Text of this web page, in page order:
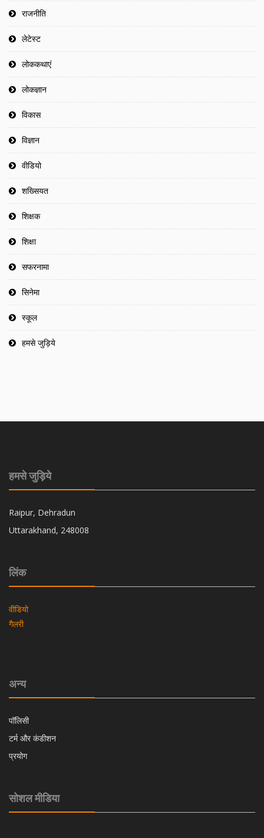
राजनीति
लेटेस्ट
लोककथाएं
लोकज्ञान
विकास
विज्ञान
वीडियो
शख्सियत
शिक्षक
शिक्षा
सफरनामा
सिनेमा
स्कूल
हमसे जुड़िये
हमसे जुड़िये
Raipur, Dehradun
Uttarakhand, 248008
लिंक
वीडियो
गैलरी
अन्य
पॉलिसी
टर्म और कंडीशन
प्रयोग
सोशल मीडिया